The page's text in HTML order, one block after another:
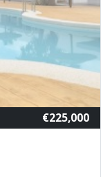
€225,000